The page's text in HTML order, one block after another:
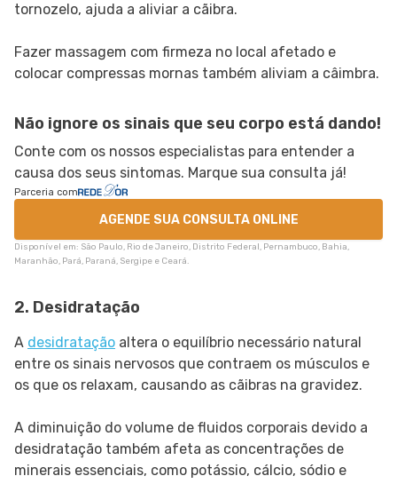
tornozelo, ajuda a aliviar a cãibra.
Fazer massagem com firmeza no local afetado e
colocar compressas mornas também aliviam a câimbra.
Não ignore os sinais que seu corpo está dando!
Conte com os nossos especialistas para entender a
causa dos seus sintomas. Marque sua consulta já!
Parceria com
AGENDE SUA CONSULTA ONLINE
Disponível em: São Paulo, Rio de Janeiro, Distrito Federal, Pernambuco, Bahia,
Maranhão, Pará, Paraná, Sergipe e Ceará.
2. Desidratação
A desidratação altera o equilíbrio necessário natural
entre os sinais nervosos que contraem os músculos e
os que os relaxam, causando as cãibras na gravidez.
A diminuição do volume de fluidos corporais devido a
desidratação também afeta as concentrações de
minerais essenciais, como potássio, cálcio, sódio e